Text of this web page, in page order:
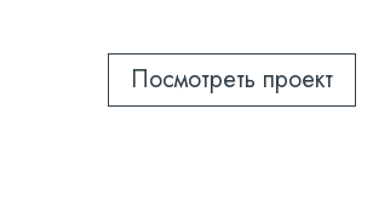
Посмотреть проект